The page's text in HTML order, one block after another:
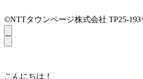
©NTTタウンページ株式会社 TP25-193
こんにちは！